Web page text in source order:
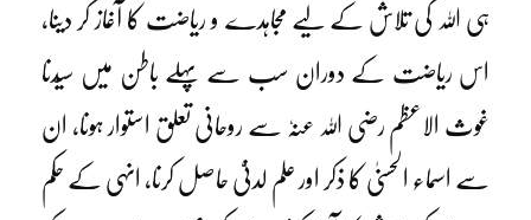
ہی اللہ کی تلاش کے لیے مجاہدے و ریاضت کا آغاز کر دینا،
اس ریاضت کے دوران سب سے پہلے باطن میں سیّدنا
غوث الاعظم رضی اللہ عنہٗ سے روحانی تعلق استوار ہونا، ان
سے اسماء الحسنیٰ کا ذکر اور علم لدنیّ حاصل کرنا، انہی کے حکم